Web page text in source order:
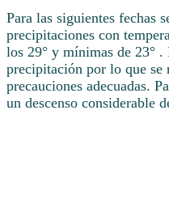
Para las siguientes fechas
precipitaciones con
los 29° y mínimas de 23°
precipitación por lo que se
precauciones adecuadas.
un descenso considerable